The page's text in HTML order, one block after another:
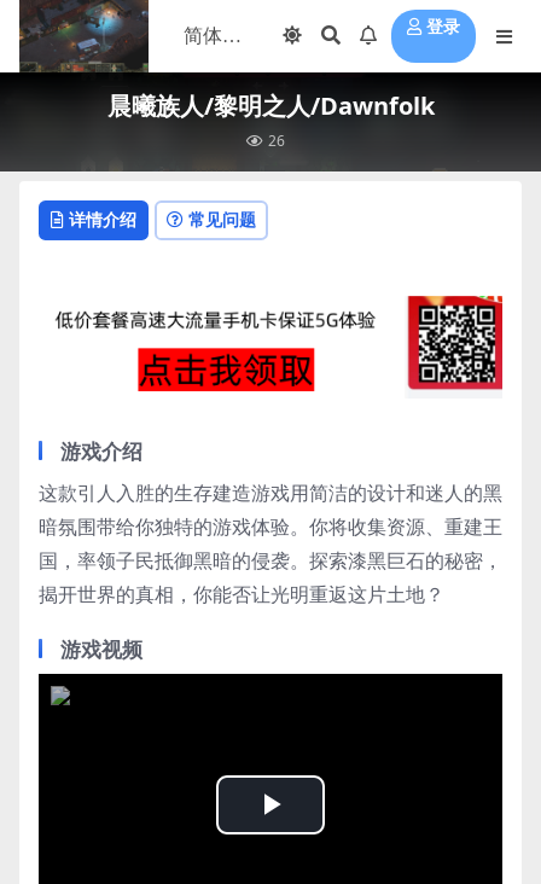
登录
晨曦族人/黎明之人/Dawnfolk
26
详情介绍 常见问题
游戏介绍
这款引人入胜的生存建造游戏用简洁的设计和迷人的黑
暗氛围带给你独特的游戏体验。你将收集资源、重建王
国，率领子民抵御黑暗的侵袭。探索漆黑巨石的秘密，
揭开世界的真相，你能否让光明重返这片土地？
游戏视频
Play